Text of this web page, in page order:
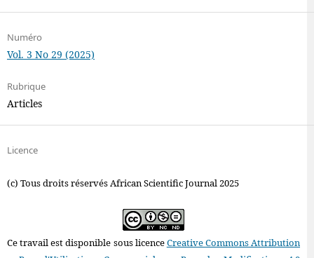
Numéro
Vol. 3 No 29 (2025)
Rubrique
Articles
Licence
(c) Tous droits réservés African Scientific Journal 2025
Ce travail est disponible sous licenceCreative Commons Attribution